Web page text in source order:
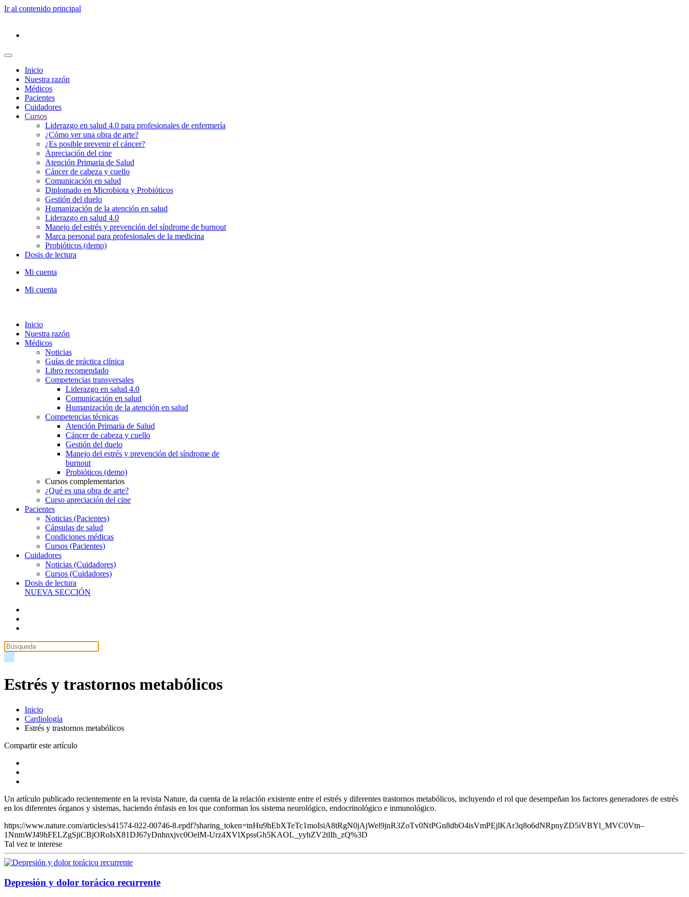
Ir al contenido principal
Inicio
Nuestra razón
Médicos
Pacientes
Cuidadores
Cursos
Liderazgo en salud 4.0 para profesionales de enfermería
¿Cómo ver una obra de arte?
¿Es posible prevenir el cáncer?
Apreciación del cine
Atención Primaria de Salud
Cáncer de cabeza y cuello
Comunicación en salud
Diplomado en Microbiota y Probióticos
Gestión del duelo
Humanización de la atención en salud
Liderazgo en salud 4.0
Manejo del estrés y prevención del síndrome de burnout
Marca personal para profesionales de la medicina
Probióticos (demo)
Dosis de lectura
Mi cuenta
Mi cuenta
Inicio
Nuestra razón
Médicos
Noticias
Guías de práctica clínica
Libro recomendado
Competencias transversales
Liderazgo en salud 4.0
Comunicación en salud
Humanización de la atención en salud
Competencias técnicas
Atención Primaria de Salud
Cáncer de cabeza y cuello
Gestión del duelo
Manejo del estrés y prevención del síndrome de
burnout
Probióticos (demo)
Cursos complementarios
¿Qué es una obra de arte?
Curso apreciación del cine
Pacientes
Noticias (Pacientes)
Cápsulas de salud
Condiciones médicas
Cursos (Pacientes)
Cuidadores
Noticias (Cuidadores)
Cursos (Cuidadores)
Dosis de lectura
NUEVA SECCIÓN
Estrés y trastornos metabólicos
Inicio
Cardiología
Estrés y trastornos metabólicos
Compartir este artículo
Un artículo publicado recientemente en la revista Nature, da cuenta de la relación existente entre el estrés y diferentes trastornos metabólicos, incluyendo el rol que desempeñan los factores generadores de estrés
en los diferentes órganos y sistemas, haciendo énfasis en los que conforman los sistema neurológico, endocrinológico e inmunológico.
https://www.nature.com/articles/s41574-022-00746-8.epdf?sharing_token=tnHu9hEbXTeTc1moIsiA8tRgN0jAjWel9jnR3ZoTv0NtPGn8dbO4isVmPEjlKAr3q8o6dNRpnyZD5iVBYl_MVC0Vtn–
1NnmWJ49hFELZgSjiCBjORoIsX81DJ67yDnhnxjvc0OelM-Urz4XVlXpssGh5KAOL_yyhZV2tlIh_zQ%3D
Tal vez te interese
Depresión y dolor torácico recurrente